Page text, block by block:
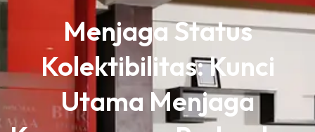
Menjaga Status
Kolektibilitas: Kunci
Utama Menjaga